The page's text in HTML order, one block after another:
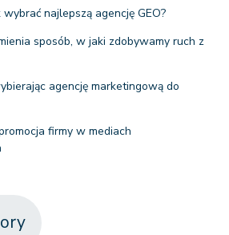
najlepszą agencję GEO?
sposób, w jaki zdobywamy ruch z
agencję marketingową do
firmy w mediach